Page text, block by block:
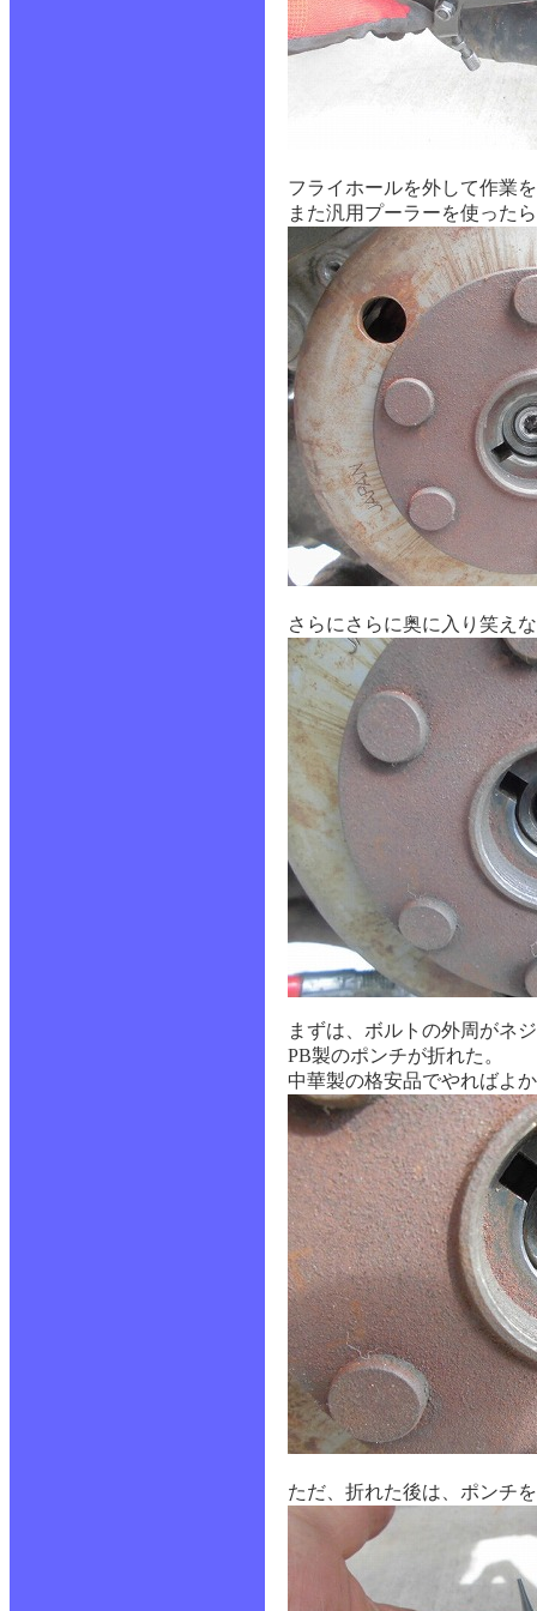
フライホールを外して作業
また汎用プーラーを使った
さらにさらに奥に入り笑え
まずは、ボルトの外周がネ
PB製のポンチが折れた。
中華製の格安品でやればよ
ただ、折れた後は、ポンチ